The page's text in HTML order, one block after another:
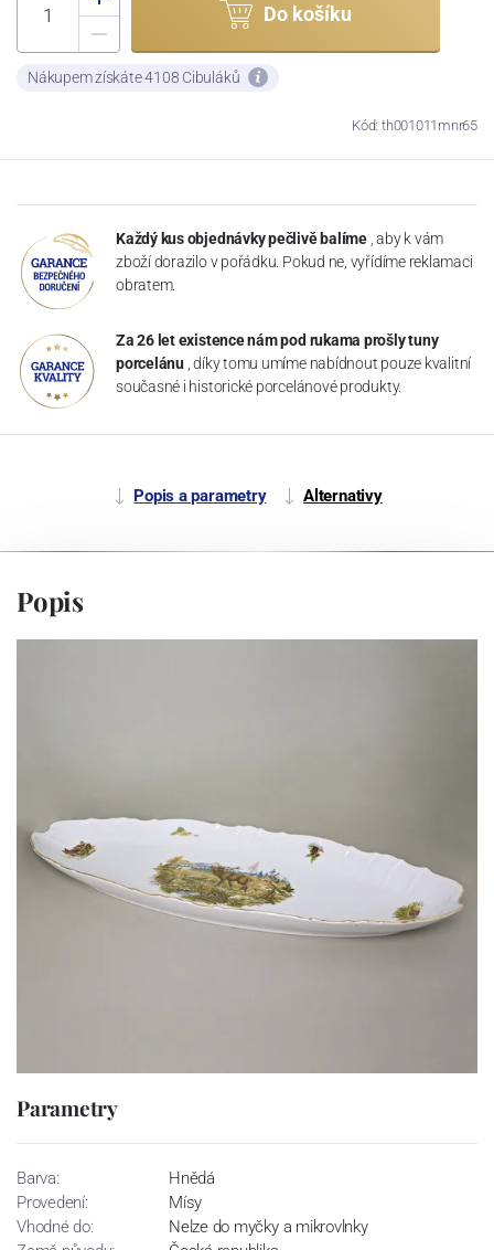
Do košíku
Nákupem získáte 4108 Cibuláků
Kód: th001011mnr65
Každý kus objednávky pečlivě balíme , aby k vám
zboží dorazilo v pořádku. Pokud ne, vyřídíme reklamaci
obratem.
Za 26 let existence nám pod rukama prošly tuny
porcelánu , díky tomu umíme nabídnout pouze kvalitní
současné i historické porcelánové produkty.
Popis a parametry Alternativy
Popis
Parametry
Barva:
Hnědá
Provedení:
Mísy
Vhodné do:
Nelze do myčky a mikrovlnky